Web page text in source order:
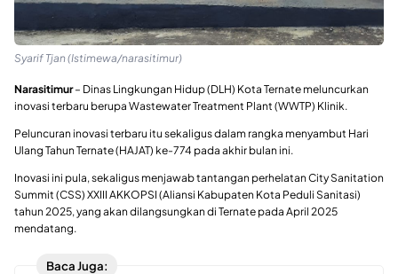
Syarif Tjan (Istimewa/narasitimur)
Narasitimur– Dinas Lingkungan Hidup (DLH) Kota Ternate meluncurkan
inovasi terbaru berupa Wastewater Treatment Plant (WWTP) Klinik.
Peluncuran inovasi terbaru itu sekaligus dalam rangka menyambut Hari
Ulang Tahun Ternate (HAJAT) ke-774 pada akhir bulan ini.
Inovasi ini pula, sekaligus menjawab tantangan perhelatan City Sanitation
Summit (CSS) XXIII AKKOPSI (Aliansi Kabupaten Kota Peduli Sanitasi)
tahun 2025, yang akan dilangsungkan di Ternate pada April 2025
mendatang.
Baca Juga: